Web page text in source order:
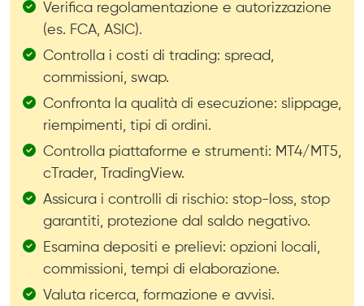
Verifica regolamentazione e autorizzazione
(es. FCA, ASIC).
Controlla i costi di trading: spread,
commissioni, swap.
Confronta la qualità di esecuzione: slippage,
riempimenti, tipi di ordini.
Controlla piattaforme e strumenti: MT4/MT5,
cTrader, TradingView.
Assicura i controlli di rischio: stop-loss, stop
garantiti, protezione dal saldo negativo.
Esamina depositi e prelievi: opzioni locali,
commissioni, tempi di elaborazione.
Valuta ricerca, formazione e avvisi.